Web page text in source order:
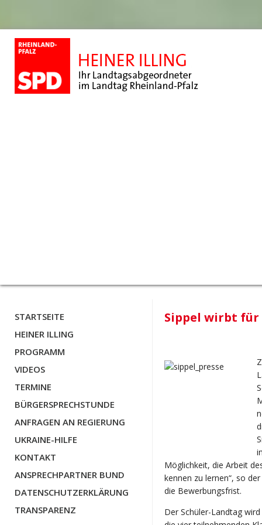
STARTSEITE
HEINER ILLING
PROGRAMM
VIDEOS
TERMINE
BÜRGERSPRECHSTUNDE
ANFRAGEN AN REGIERUNG
UKRAINE-HILFE
KONTAKT
ANSPRECHPARTNER BUND
DATENSCHUTZERKLÄRUNG
TRANSPARENZ
Sippel wirbt für
Möglichkeit, die Arbeit
kennen zu lernen“, so
die Bewerbungsfrist.
Der Schüler-Landtag